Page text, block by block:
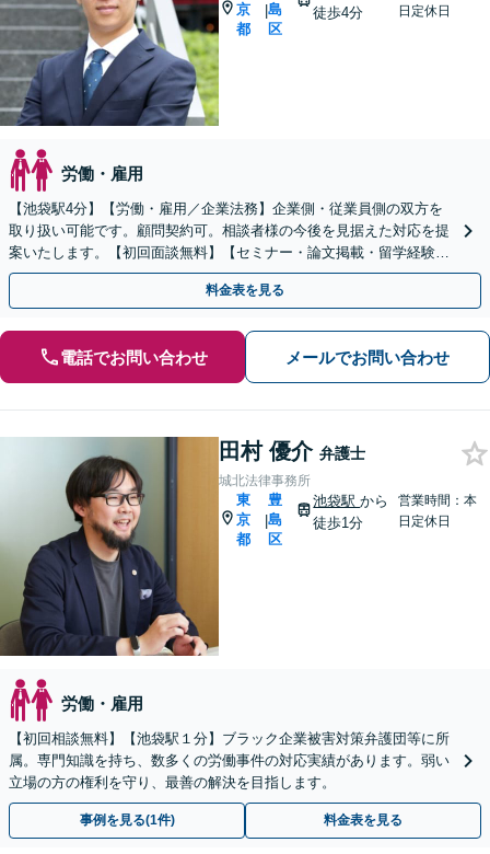
京
都
|島
区
徒歩4分
日定休日
労働・雇用
【池袋駅4分】【労働・雇用／企業法務】企業側・従業員側の双方を
取り扱い可能です。顧問契約可。相談者様の今後を見据えた対応を提
案いたします。【初回面談無料】【セミナー・論文掲載・留学経験あ
り】【英語・国際案件対応可能】
料金表を見る
電話でお問い合わせ メールでお問い合わせ
田村 優介 弁護士
城北法律事務所
東
京
都
|
豊
島
区
池袋駅から
徒歩1分
営業時間：本
日定休日
労働・雇用
【初回相談無料】【池袋駅１分】ブラック企業被害対策弁護団等に所
属。専門知識を持ち、数多くの労働事件の対応実績があります。弱い
立場の方の権利を守り、最善の解決を目指します。
事例を見る(1件) 料金表を見る